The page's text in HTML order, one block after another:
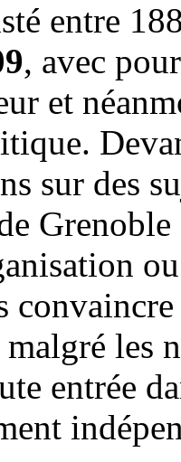
entre
, avec
et
sur des
les
entrée